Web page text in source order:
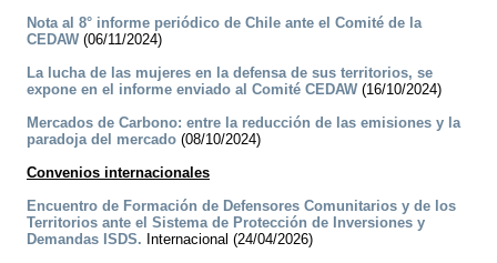
Nota al 8° informe periódico de Chile ante el Comité de la
CEDAW (06/11/2024)
La lucha de las mujeres en la defensa de sus territorios, se
expone en el informe enviado al Comité CEDAW (16/10/2024)
Mercados de Carbono: entre la reducción de las emisiones y la
paradoja del mercado (08/10/2024)
Convenios internacionales
Encuentro de Formación de Defensores Comunitarios y de los
Territorios ante el Sistema de Protección de Inversiones y
Demandas ISDS. Internacional (24/04/2026)